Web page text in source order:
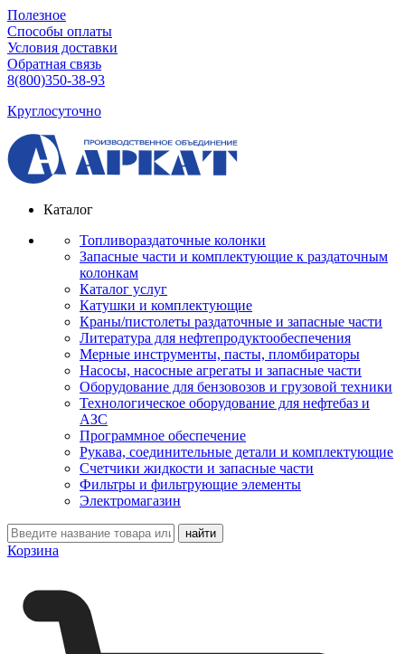
Полезное
Способы оплаты
Условия доставки
Обратная связь
8(800)350-38-93
Круглосуточно
Каталог
Топливораздаточные колонки
Запасные части и комплектующие к раздаточным
колонкам
Каталог услуг
Катушки и комплектующие
Краны/пистолеты раздаточные и запасные части
Литература для нефтепродуктообеспечения
Мерные инструменты, пасты, пломбираторы
Насосы, насосные агрегаты и запасные части
Оборудование для бензовозов и грузовой техники
Технологическое оборудование для нефтебаз и
АЗС
Программное обеспечение
Рукава, соединительные детали и комплектующие
Счетчики жидкости и запасные части
Фильтры и фильтрующие элементы
Электромагазин
Корзина